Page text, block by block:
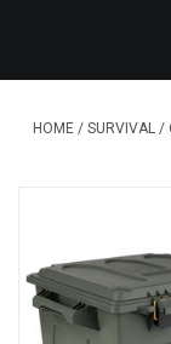
HOME / SURVIVAL /